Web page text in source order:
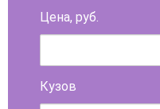
Цена, руб.
Кузов